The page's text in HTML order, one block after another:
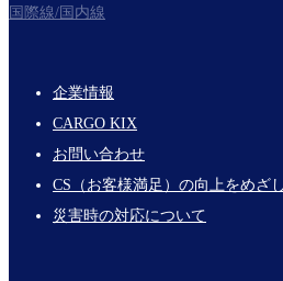
国際線/国内線
Footer
Links
企業情報
CARGO KIX
お問い合わせ
CS（お客様満足）の向上をめざ
災害時の対応について